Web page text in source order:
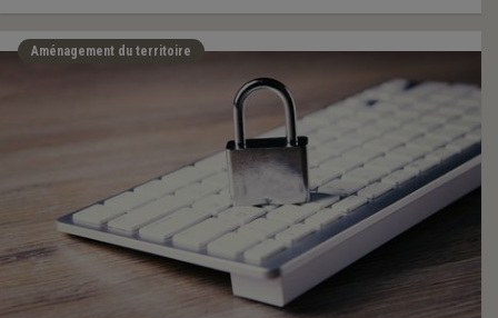
Aménagement du territoire